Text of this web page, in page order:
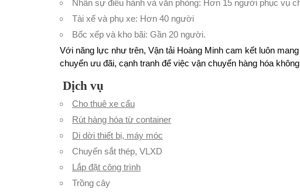
Nhân sự điều hành và văn phòng: Hơn 15 người phục vụ
Tài xế và phụ xe: Hơn 40 người
Bốc xếp và kho bãi: Gần 20 người.
Với năng lực như trên, Vận tải Hoàng Minh cam kết luôn
chuyển ưu đãi, cạnh tranh để việc vận chuyển hàng hóa
Dịch vụ
Cho thuê xe cẩu
Rút hàng hóa từ container
Di dời thiết bị, máy móc
Chuyển sắt thép, VLXD
Lắp đặt công trình
Trồng cây